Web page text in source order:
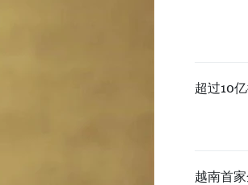
超过10
越南首